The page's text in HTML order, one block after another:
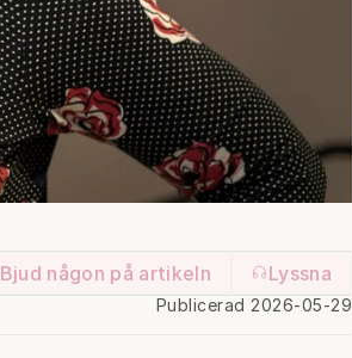
Bjud någon på artikeln Lyssna
Publicerad 2026-05-29